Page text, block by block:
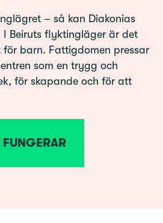
– så kan Diakonias
Beiruts flyktingläger är det
barn. Fattigdomen pressar
som en trygg och
för skapande och för att